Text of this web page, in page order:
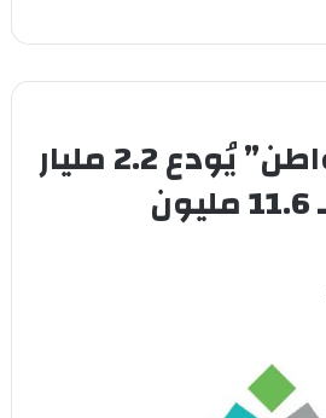
“حساب المواطن” يُودع 2.2 مليار
دفعةً ثالثة لـ 11.6 مليون